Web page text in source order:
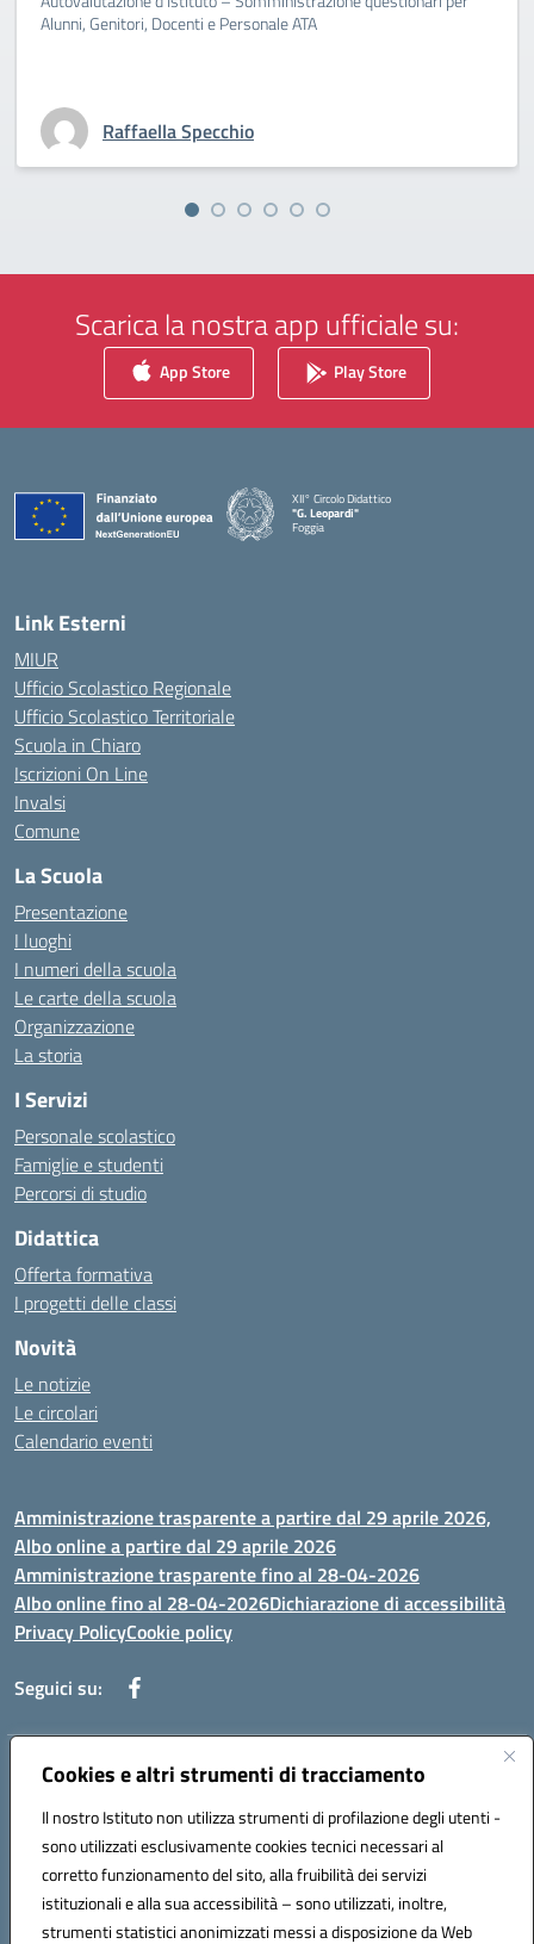
Cookies e altri strumenti di tracciamento
Il nostro Istituto non utilizza strumenti di profilazione degli utenti -
sono utilizzati esclusivamente cookies tecnici necessari al
corretto funzionamento del sito, alla fruibilità dei servizi
istituzionali e alla sua accessibilità – sono utilizzati, inoltre,
strumenti statistici anonimizzati messi a disposizione da Web
Alunni, Genitori, Docenti e Personale ATA
Raffaella Specchio
Scarica la nostra app ufficiale su:
App Store Play Store
XII° Circolo Didattico
"G. Leopardi"
Foggia
— Visita la pagina iniziale della scuola
Link Esterni
MIUR
Ufficio Scolastico Regionale
Ufficio Scolastico Territoriale
Scuola in Chiaro
Iscrizioni On Line
Invalsi
Comune
La Scuola
Presentazione
I luoghi
I numeri della scuola
Le carte della scuola
Organizzazione
La storia
I Servizi
Personale scolastico
Famiglie e studenti
Percorsi di studio
Didattica
Offerta formativa
I progetti delle classi
Novità
Le notizie
Le circolari
Calendario eventi
Amministrazione trasparente a partire dal 29 aprile 2026,
Albo online a partire dal 29 aprile 2026
Amministrazione trasparente fino al 28-04-2026
Albo online fino al 28-04-2026Dichiarazione di accessibilità
Privacy PolicyCookie policy
Seguici su:
Indirizzo:Via Selicato, 1 71122 FOGGIA (FG)
Posta elettronica certificata (PEC):fgee01200c@pec.istruzione.it
Codice fiscale: 80005820719
Codice meccanografico: FGEE01200C